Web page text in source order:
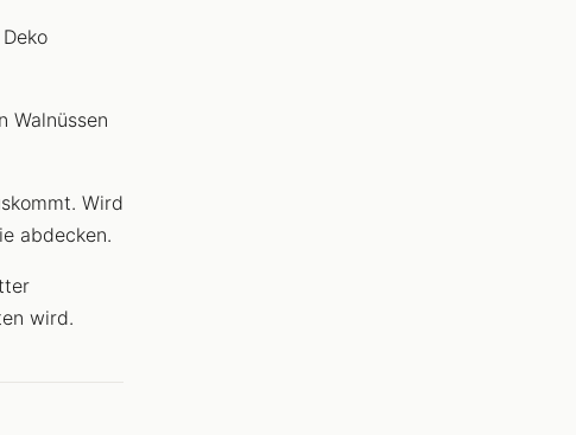
Walnüssen
Wird
abdecken.
wird.